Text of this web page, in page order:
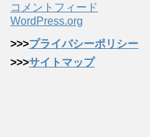
コメントフィード
WordPress.org
>>>プライバシーポリシー
>>>サイトマップ